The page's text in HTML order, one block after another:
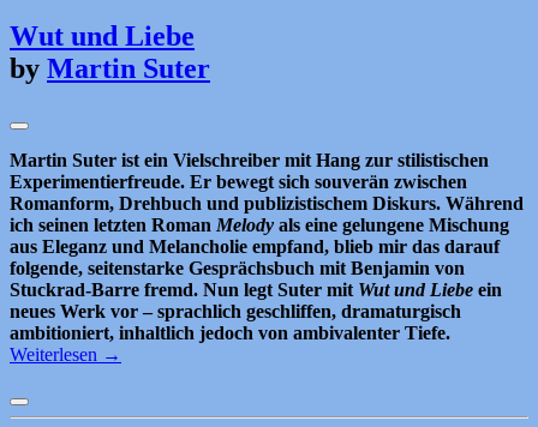
Wut und Liebe
by Martin Suter
Martin Suter ist ein Vielschreiber mit Hang zur stilistischen
Experimentierfreude. Er bewegt sich souverän zwischen
Romanform, Drehbuch und publizistischem Diskurs. Während
ich seinen letzten Roman Melody als eine gelungene Mischung
aus Eleganz und Melancholie empfand, blieb mir das darauf
folgende, seitenstarke Gesprächsbuch mit Benjamin von
Stuckrad-Barre fremd. Nun legt Suter mit Wut und Liebe ein
neues Werk vor – sprachlich geschliffen, dramaturgisch
ambitioniert, inhaltlich jedoch von ambivalenter Tiefe.
Weiterlesen →